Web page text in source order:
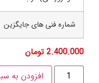
فنی های جایگزین
تومان
افزودن به سبد خرید